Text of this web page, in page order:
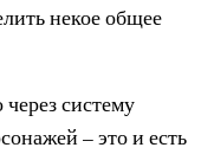
некое общее
систему
– это и есть